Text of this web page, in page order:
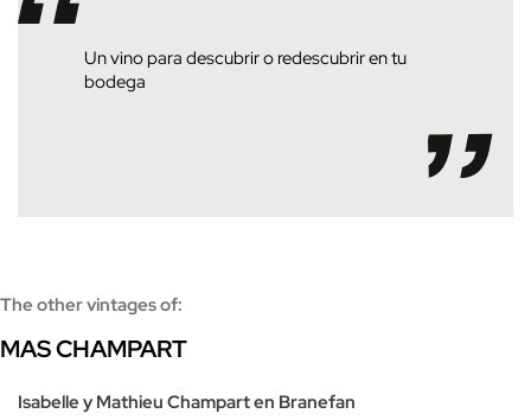
Un vino para descubrir o redescubrir en tu
bodega
The other vintages of:
MAS CHAMPART
Isabelle y Mathieu Champart en Branefan